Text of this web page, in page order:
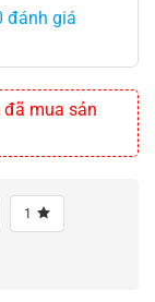
đánh giá
mua sản
1